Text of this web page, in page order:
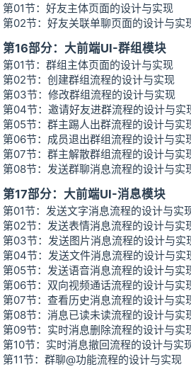
第01节：好友主体页面的设计与实现
第02节：好友关联单聊页面的设计与实
第16部分：大前端UI-群组模块
第01节：群组主体页面的设计与实现
第02节：创建群组流程的设计与实现
第03节：修改群组流程的设计与实现
第04节：邀请好友进群流程的设计与实
第05节：群主踢人出群流程的设计与实
第06节：成员退出群组流程的设计与实
第07节：群主解散群组流程的设计与实
第08节：发送群聊消息流程的设计与实
第17部分：大前端UI-消息模块
第01节：发送文字消息流程的设计与实
第02节：发送表情消息流程的设计与实
第03节：发送图片消息流程的设计与实
第04节：发送文件消息流程的设计与实
第05节：发送语音消息流程的设计与实
第06节：双向视频通话流程的设计与实
第07节：查看历史消息流程的设计与实
第08节：消息已读未读流程的设计与实
第09节：实时消息删除流程的设计与实
第10节：实时消息撤回流程的设计与实
第11节：群聊@功能流程的设计与实现